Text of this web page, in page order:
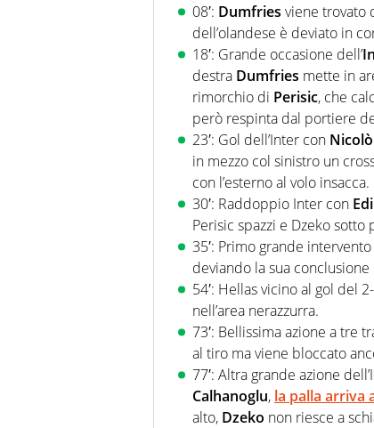
08′: Dumfries viene trovato
dell’olandese è deviato in
18′: Grande occasione dell’
destra Dumfries mette in
rimorchio di Perisic, che
però respinta dal portiere
23′: Gol dell’Inter con
in mezzo col sinistro un
con l’esterno al volo insacca.
30′: Raddoppio Inter con
Perisic spazzi e Dzeko
35′: Primo grande
deviando la sua conclusione
54′: Hellas vicino al gol del
nell’area nerazzurra.
73′: Bellissima azione a tre
al tiro ma viene bloccato
77′: Altra grande azione
Calhanoglu, la palla arriva
alto, Dzeko non riesce a